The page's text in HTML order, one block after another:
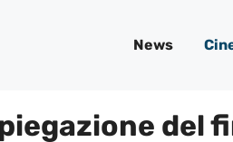
News
del